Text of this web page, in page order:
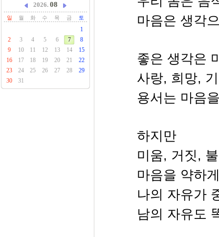
2026. 08
일 월 화 수 목 금 토
1
2
3 4 5 6 7
8
9
10 11 12 13 14
15
16
17 18 19 20 21
22
23
24 25 26 27 28
29
30
31
마음은 생각
좋은 생각은
사랑, 희망,
용서는 마음
하지만
미움, 거짓,
마음을 약하
나의 자유가
남의 자유도